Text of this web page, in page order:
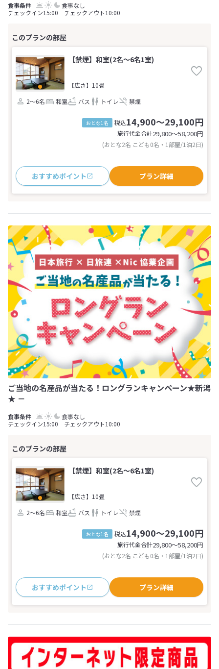
食事なし
チェックイン15:00 チェックアウト10:00
【禁煙】和室(2名～6名1室)
【広さ】10畳
2～6名
和室 バス トイレ 禁煙
おとな1名 税込14,900～29,100円
旅行代金合計29,800〜58,200円
(おとな2名 こども0名・1部屋/1泊2日)
おすすめポイント プラン詳細
ご当地の名産品が当たる！ロングランキャンペーン★新潟
★ －
食事なし
チェックイン15:00 チェックアウト10:00
【禁煙】和室(2名～6名1室)
【広さ】10畳
2～6名
和室 バス トイレ 禁煙
おとな1名 税込14,900～29,100円
旅行代金合計29,800〜58,200円
(おとな2名 こども0名・1部屋/1泊2日)
おすすめポイント プラン詳細